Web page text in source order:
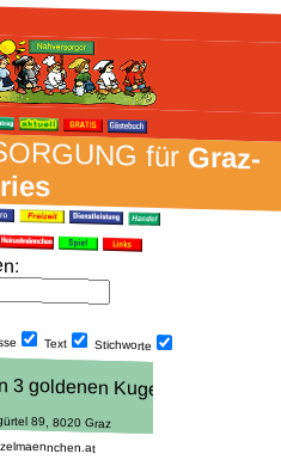
fürGraz-
:
Text Stich­worte